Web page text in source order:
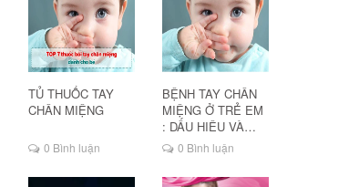
TỦ THUỐC TAY
CHÂN MIỆNG
0 Bình luận
BỆNH TAY CHÂN
MIỆNG Ở TRẺ EM
: DẤU HIỆU VÀ
CÁCH ĐIỀU TRỊ
0 Bình luận